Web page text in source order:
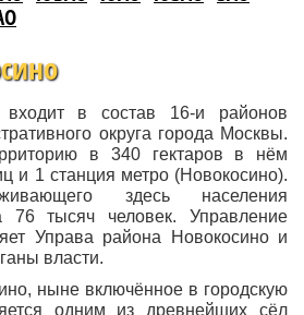
входит в состав 16-и районов
округа города Москвы.
в 340 гектаров в нём
и 1 станция метро (Новокосино).
здесь населения
76 тысяч человек. Управление
Управа района Новокосино и
власти.
ныне включённое в городскую
одним из древнейших сёл